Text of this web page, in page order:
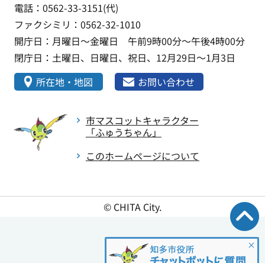
電話：0562-33-3151(代)
ファクシミリ：0562-32-1010
開庁日：月曜日～金曜日 午前9時00分～午後4時00分
閉庁日：土曜日、日曜日、祝日、12月29日～1月3日
所在地・地図
お問い合わせ
市マスコットキャラクター
「ふゅうちゃん」
このホームページについて
© CHITA City.